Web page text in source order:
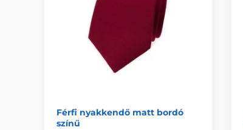
Férfi nyakkendő matt bordó
színű